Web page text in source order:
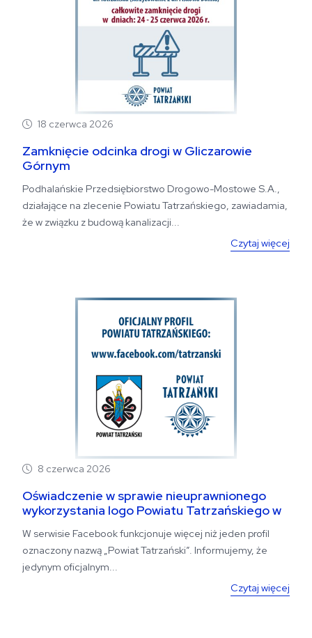
18 czerwca 2026
Zamknięcie odcinka drogi w Gliczarowie
Górnym
Podhalańskie Przedsiębiorstwo Drogowo-Mostowe S.A.,
działające na zlecenie Powiatu Tatrzańskiego, zawiadamia,
że w związku z budową kanalizacji...
Czytaj więcej
8 czerwca 2026
Oświadczenie w sprawie nieuprawnionego
wykorzystania logo Powiatu Tatrzańskiego w
W serwisie Facebook funkcjonuje więcej niż jeden profil
oznaczony nazwą „Powiat Tatrzański”. Informujemy, że
jedynym oficjalnym...
Czytaj więcej